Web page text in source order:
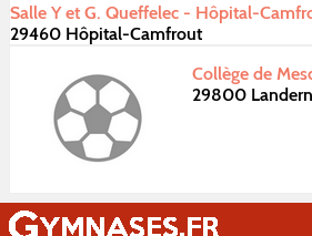
Salle Y et G. Queffelec - Hôpital-
29460 Hôpital-Camfrout
Collège de
29800